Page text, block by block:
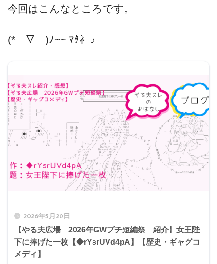
今回はこんなところです。
(*￣▽￣)ﾉ~~ ﾏﾀﾈｰ♪
2026年5月20日
【やる夫広場 2026年GWプチ短編祭 紹介】女王陛
下に捧げた一枚【◆rYsrUVd4pA】【歴史・ギャグコ
メディ】